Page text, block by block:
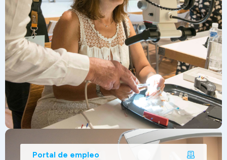
Portal de empleo